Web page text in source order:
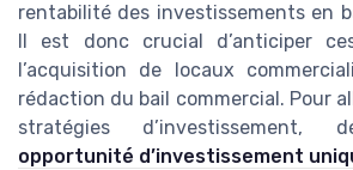
rentabilité des investissements en
Il est donc crucial d’anticiper
l’acquisition de locaux
rédaction du bail commercial. Pour
stratégies d’investissement,
opportunité d’investissement